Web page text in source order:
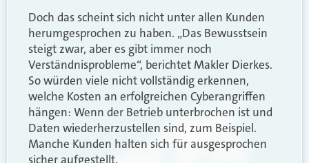
Doch das scheint sich nicht unter allen Kunden
herumgesprochen zu haben. „Das Bewusstsein
steigt zwar, aber es gibt immer noch
Verständnisprobleme“, berichtet Makler Dierkes.
So würden viele nicht vollständig erkennen,
welche Kosten an erfolgreichen Cyberangriffen
hängen: Wenn der Betrieb unterbrochen ist und
Daten wiederherzustellen sind, zum Beispiel.
Manche Kunden halten sich für ausgesprochen
sicher aufgestellt.